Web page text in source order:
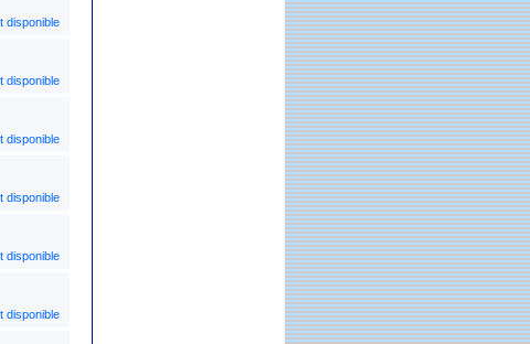
disponible
disponible
disponible
disponible
disponible
disponible